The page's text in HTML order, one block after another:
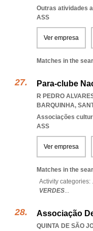
Outras atividades
ASS
Ver empresa
Matches in the
Para-clube
R PEDRO
BARQUINHA,
Associações
ASS
Ver empresa
Matches in the
Activity categories:
VERDES...
Associação
QUINTA DE SÃO